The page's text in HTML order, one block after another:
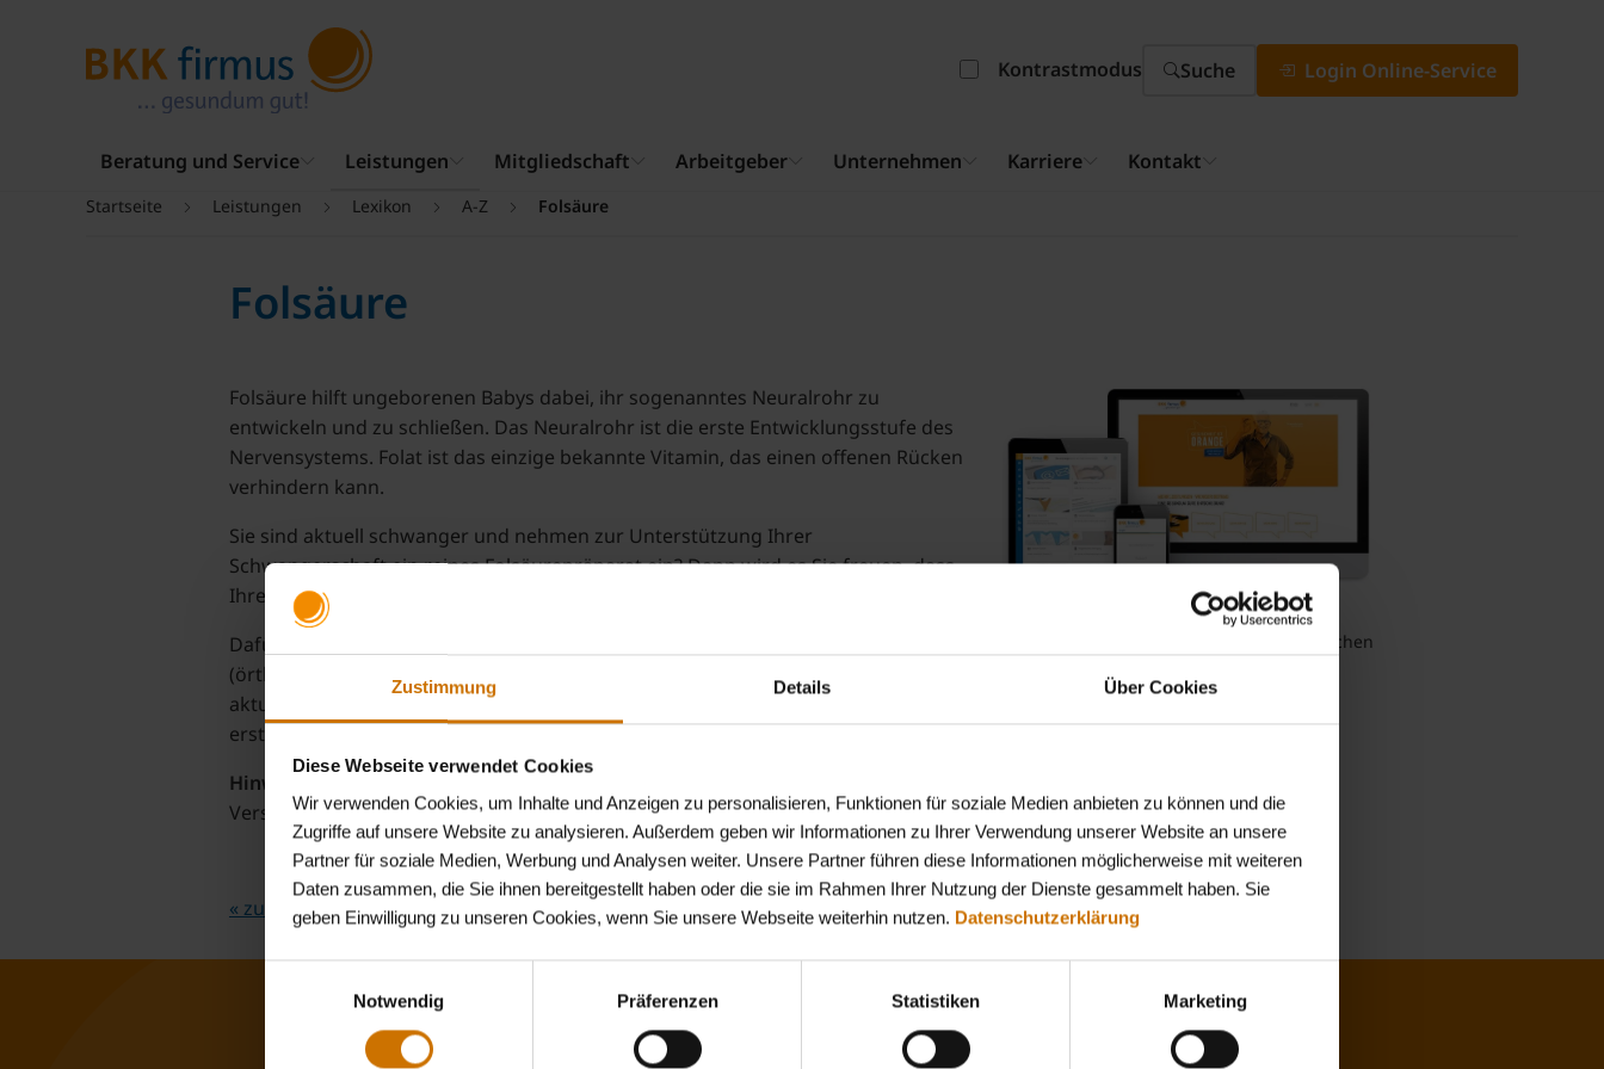
Zustimmung Details Über Cookies
Diese Webseite verwendet Cookies
Wir verwenden Cookies, um Inhalte und Anzeigen zu personalisieren, Funktionen für soziale Medien anbieten zu können und die
Zugriffe auf unsere Website zu analysieren. Außerdem geben wir Informationen zu Ihrer Verwendung unserer Website an unsere
Partner für soziale Medien, Werbung und Analysen weiter. Unsere Partner führen diese Informationen möglicherweise mit weiteren
Daten zusammen, die Sie ihnen bereitgestellt haben oder die sie im Rahmen Ihrer Nutzung der Dienste gesammelt haben. Sie
geben Einwilligung zu unseren Cookies, wenn Sie unsere Webseite weiterhin nutzen. Datenschutzerklärung
Notwendig
Präferenzen Statistiken Marketing
Kontrastmodus Suche Login Online-Service
Beratung und Service Leistungen Mitgliedschaft Arbeitgeber Unternehmen Karriere Kontakt
Startseite Leistungen Lexikon A-Z Folsäure
Folsäure
Folsäure hilft ungeborenen Babys dabei, ihr sogenanntes Neuralrohr zu
entwickeln und zu schließen. Das Neuralrohr ist die erste Entwicklungsstufe des
Nervensystems. Folat ist das einzige bekannte Vitamin, das einen offenen Rücken
verhindern kann.
Sie sind aktuell schwanger und nehmen zur Unterstützung Ihrer
Schwangerschaft ein reines Folsäurepräparat ein? Dann wird es Sie freuen, dass
Ihre BKK firmus Sie mit 20,00 € dafür pro Schwangerschaft finanziell unterstützt.
Dafür müssen Sie lediglich Ihre personenbezogene Rechnung von Ihrer Apotheke
(örtlich und/oder online) bei uns zur Erstattung einreichen. Mit Angabe Ihrer
aktuellen IBAN erhalten Sie umgehend von uns Ihre Kosten bis maximal 20,00 €
erstattet.
Hinweis
Versandhändler) ist nicht möglich.
Schnell, einfach und unkompliziert einreichen
« zurück zum Lexikon A-Z
Jetzt Mitglied werden!